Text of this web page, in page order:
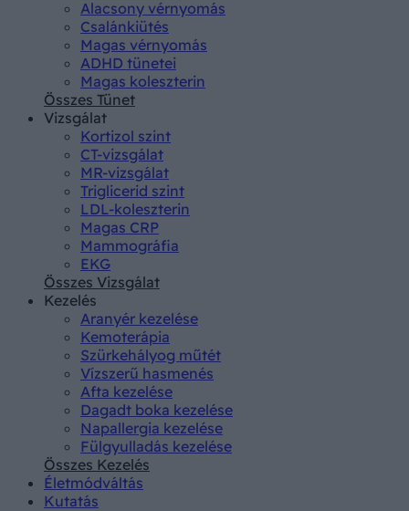
Alacsony vérnyomás
Csalánkiütés
Magas vérnyomás
ADHD tünetei
Magas koleszterin
Összes Tünet
Vizsgálat
Kortizol szint
CT-vizsgálat
MR-vizsgálat
Triglicerid szint
LDL-koleszterin
Magas CRP
Mammográfia
EKG
Összes Vizsgálat
Kezelés
Aranyér kezelése
Kemoterápia
Szürkehályog műtét
Vízszerű hasmenés
Afta kezelése
Dagadt boka kezelése
Napallergia kezelése
Fülgyulladás kezelése
Összes Kezelés
Életmódváltás
Kutatás